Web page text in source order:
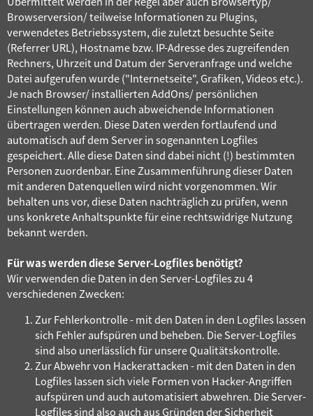
Browserversion/ teilweise Informationen zu Plugins,
verwendetes Betriebssystem, die zuletzt besuchte Seite
(Referrer URL), Hostname bzw. IP-Adresse des zugreifenden
Rechners, Uhrzeit und Datum der Serveranfrage und welche
Datei aufgerufen wurde ("Internetseite", Grafiken, Videos etc.).
Je nach Browser/ installierten AddOns/ persönlichen
Einstellungen können auch abweichende Informationen
übertragen werden. Diese Daten werden fortlaufend und
automatisch auf dem Server in sogenannten Logfiles
gespeichert. Alle diese Daten sind dabei nicht (!) bestimmten
Personen zuordenbar. Eine Zusammenführung dieser Daten
mit anderen Datenquellen wird nicht vorgenommen. Wir
behalten uns vor, diese Daten nachträglich zu prüfen, wenn
uns konkrete Anhaltspunkte für eine rechtswidrige Nutzung
bekannt werden.
Für was werden diese Server-Logfiles benötigt?
Wir verwenden die Daten in den Server-Logfiles zu 4
verschiedenen Zwecken:
Zur Fehlerkontrolle - mit den Daten in den Logfiles lassen
sich Fehler aufspüren und beheben. Die Server-Logfiles
sind also unerlässlich für unsere Qualitätskontrolle.
Zur Abwehr von Hackerattacken - mit den Daten in den
Logfiles lassen sich viele Formen von Hacker-Angriffen
aufspüren und auch automatisiert abwehren. Die Server-
Logfiles sind also auch aus Gründen der Sicherheit